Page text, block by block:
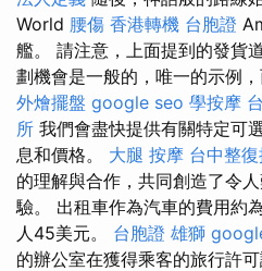
World 腰傷 香港轉機 台胞證
艦。 請注意，上面提到的發貨
劃機會是一般的，唯一的示例，
外燴擺盤 google seo 學按摩
所 我們會盡快提供有關特定可
息和價格。 大腿 按摩 台中整
的理解與合作，共同創造了令
驗。 出租車作為汽車的費用約
人45美元。 台胞證 雄獅
的辦公室在獲得乘客的旅行許